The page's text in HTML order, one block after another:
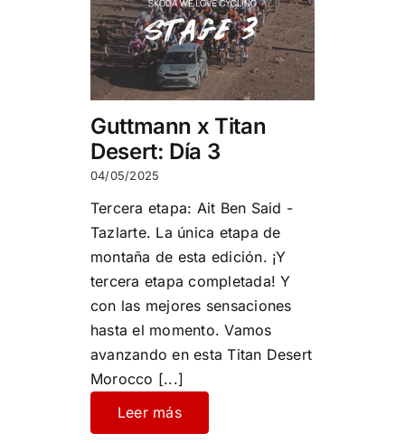
Guttmann x Titan
Desert: Día 3
04/05/2025
Tercera etapa: Ait Ben Said -
Tazlarte. La única etapa de
montaña de esta edición. ¡Y
tercera etapa completada! Y
con las mejores sensaciones
hasta el momento. Vamos
avanzando en esta Titan Desert
Morocco [...]
Leer más